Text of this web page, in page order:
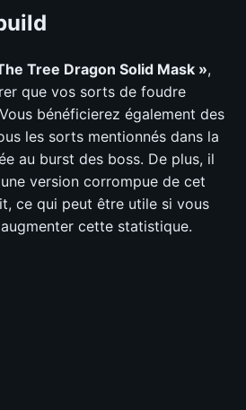
Tree Dragon Solid Mask »,
que vos sorts de foudre
bénéficierez également des
les sorts mentionnés dans la
au burst des boss. De plus, il
version corrompue de cet
ce qui peut être utile si vous
cette statistique.